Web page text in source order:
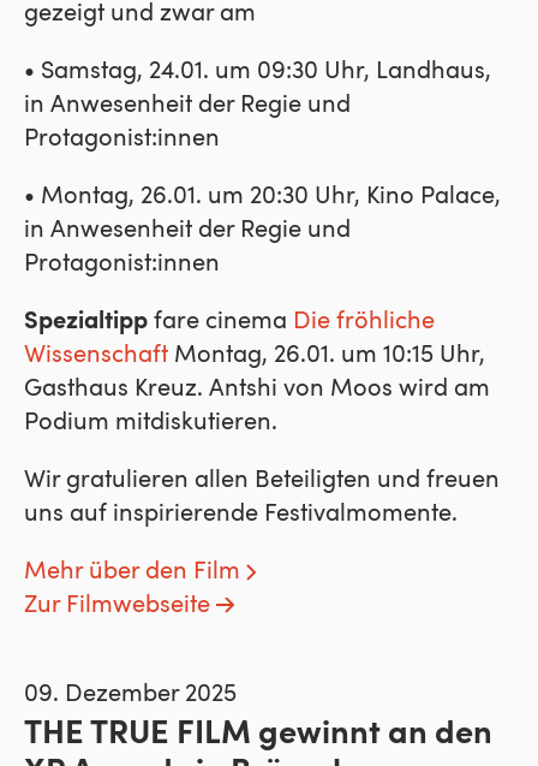
gezeigt und zwar am
• Samstag, 24.01. um 09:30 Uhr, Landhaus,
in Anwesenheit der Regie und
Protagonist:innen
• Montag, 26.01. um 20:30 Uhr, Kino Palace,
in Anwesenheit der Regie und
Protagonist:innen
Spezialtipp fare cinema Die fröhliche
Wissenschaft Montag, 26.01. um 10:15 Uhr,
Gasthaus Kreuz. Antshi von Moos wird am
Podium mitdiskutieren.
Wir gratulieren allen Beteiligten und freuen
uns auf inspirierende Festivalmomente.
Mehr über den Film
Zur Filmwebseite
09. Dezember 2025
THE TRUE FILM gewinnt an den